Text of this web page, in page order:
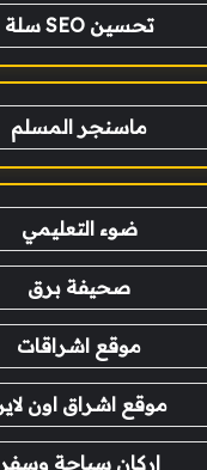
تحسين SEO سلة
ماسنجر المسلم
ضوء التعليمي
صحيفة برق
موقع اشراقات
موقع اشراق اون
اركان سياحة وسفر